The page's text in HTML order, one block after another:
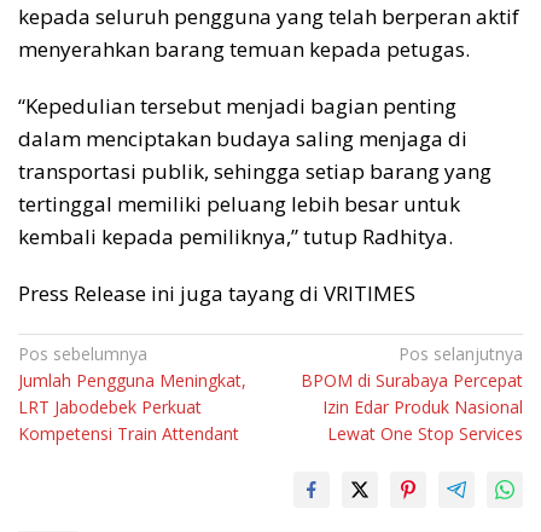
kepada seluruh pengguna yang telah berperan aktif
menyerahkan barang temuan kepada petugas.
“Kepedulian tersebut menjadi bagian penting
dalam menciptakan budaya saling menjaga di
transportasi publik, sehingga setiap barang yang
tertinggal memiliki peluang lebih besar untuk
kembali kepada pemiliknya,” tutup Radhitya.
Press Release ini juga tayang di VRITIMES
Navigasi
pos
Pos sebelumnya
Jumlah Pengguna Meningkat,
LRT Jabodebek Perkuat
Kompetensi Train Attendant
Pos selanjutnya
BPOM di Surabaya Percepat
Izin Edar Produk Nasional
Lewat One Stop Services